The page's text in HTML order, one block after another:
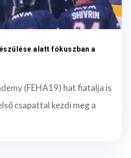
alatt fókuszban a
(FEHA19) hat fiatalja is
csapattal kezdi meg a